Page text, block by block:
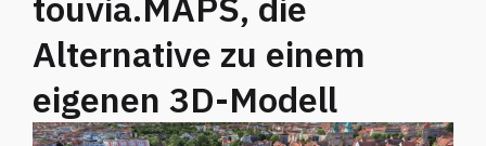
touvia.MAPS, die
Alternative zu einem
eigenen 3D-Modell